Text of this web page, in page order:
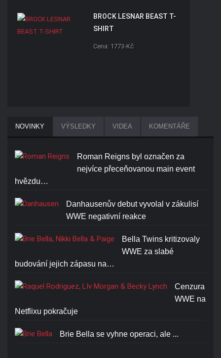
BROCK LESNAR BEAST T-
SHIRT
Cena: 1773-Kč
ME T-SHIRT
Cena: 1773-Kč
NOVINKY VÝSLEDKY VIDEA KOMENTÁŘE
Roman Reigns byl označen za
nejvíce přeceňovanou main event
hvězdu…
Danhausenův debut vyvolal v zákulisí
WWE negativní reakce
Bella Twins kritizovaly
WWE za slabé
budování jejich zápasu na…
Cenzura
WWE na
Netflixu pokračuje
Brie Bella se vyhne operaci, ale ...